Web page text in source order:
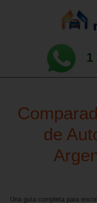
de
Una guía completa para